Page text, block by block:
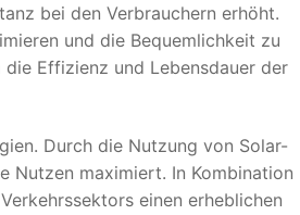
bei den Verbrauchern erhöht.
und die Bequemlichkeit zu
Effizienz und Lebensdauer der
Durch die Nutzung von Solar-
Nutzen maximiert. In Kombination
einen erheblichen